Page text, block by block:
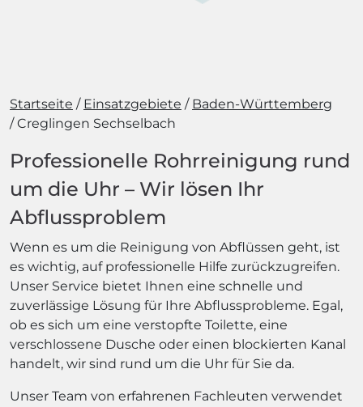
Startseite Einsatzgebiete
Baden-Württemberg
Creglingen Sechselbach
Professionelle Rohrreinigung rund
um die Uhr – Wir lösen Ihr
Abflussproblem
Wenn es um die Reinigung von Abflüssen geht, ist
es wichtig, auf professionelle Hilfe zurückzugreifen.
Unser Service bietet Ihnen eine schnelle und
zuverlässige Lösung für Ihre Abflussprobleme. Egal,
ob es sich um eine verstopfte Toilette, eine
verschlossene Dusche oder einen blockierten Kanal
handelt, wir sind rund um die Uhr für Sie da.
Unser Team von erfahrenen Fachleuten verwendet